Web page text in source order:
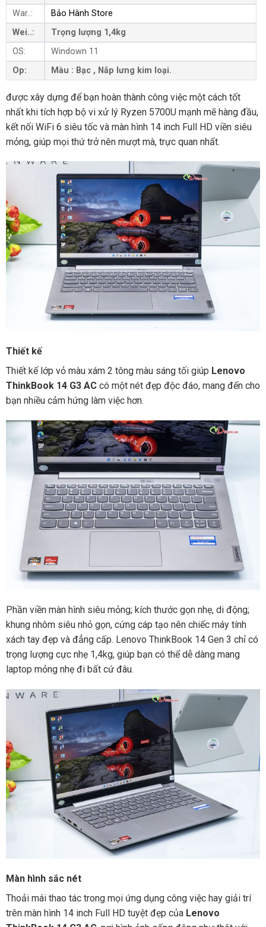
War..:
Bảo Hành Store
Wei..:
Trọng lượng 1,4kg
OS:
Windown 11
Op:
Màu : Bạc , Nắp lưng kim loại.
được xây dựng để bạn hoàn thành công việc một cách tốt
nhất khi tích hợp bộ vi xử lý Ryzen 5700U mạnh mẽ hàng đầu,
kết nối WiFi 6 siêu tốc và màn hình 14 inch Full HD viền siêu
mỏng, giúp mọi thứ trở nên mượt mà, trực quan nhất.
Thiết kế
Thiết kế lớp vỏ màu xám 2 tông màu sáng tối giúp Lenovo
ThinkBook 14 G3 ACcó một nét đẹp độc đáo, mang đến cho
bạn nhiều cảm hứng làm việc hơn.
Phần viền màn hình siêu mỏng; kích thước gọn nhẹ, di động;
khung nhôm siêu nhỏ gọn, cứng cáp tạo nên chiếc máy tính
xách tay đẹp và đẳng cấp. Lenovo ThinkBook 14 Gen 3 chỉ có
trọng lượng cực nhẹ 1,4kg, giúp bạn có thể dễ dàng mang
laptop mỏng nhẹ đi bất cứ đâu.
Màn hình sắc nét
Thoải mái thao tác trong mọi ứng dụng công việc hay giải trí
trên màn hình 14 inch Full HD tuyệt đẹp của Lenovo